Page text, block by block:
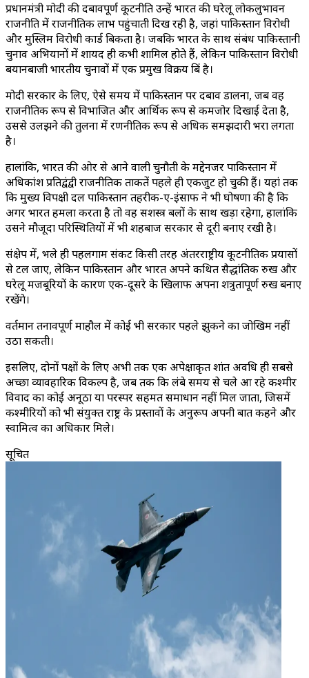
प्रधानमंत्री मोदी की दबावपूर्ण कूटनीति उन्हें भारत की घरेलू लोकलुभावन
राजनीति में राजनीतिक लाभ पहुंचाती दिख रही है, जहां पाकिस्तान विरोधी
और मुस्लिम विरोधी कार्ड बिकता है। जबकि भारत के साथ संबंध पाकिस्तानी
चुनाव अभियानों में शायद ही कभी शामिल होते हैं, लेकिन पाकिस्तान विरोधी
बयानबाजी भारतीय चुनावों में एक प्रमुख विक्रय बिंदु है।
मोदी सरकार के लिए, ऐसे समय में पाकिस्तान पर दबाव डालना, जब वह
राजनीतिक रूप से विभाजित और आर्थिक रूप से कमजोर दिखाई देता है,
उससे उलझने की तुलना में रणनीतिक रूप से अधिक समझदारी भरा लगता
है।
हालांकि, भारत की ओर से आने वाली चुनौती के मद्देनजर पाकिस्तान में
अधिकांश प्रतिद्वंद्वी राजनीतिक ताकतें पहले ही एकजुट हो चुकी हैं। यहां तक ​​
कि मुख्य विपक्षी दल पाकिस्तान तहरीक-ए-इंसाफ ने भी घोषणा की है कि
अगर भारत हमला करता है तो वह सशस्त्र बलों के साथ खड़ा रहेगा, हालांकि
उसने मौजूदा परिस्थितियों में भी शहबाज सरकार से दूरी बनाए रखी है।
संक्षेप में, भले ही पहलगाम संकट किसी तरह अंतरराष्ट्रीय कूटनीतिक प्रयासों
से टल जाए, लेकिन पाकिस्तान और भारत अपने कथित सैद्धांतिक रुख और
घरेलू मजबूरियों के कारण एक-दूसरे के खिलाफ अपना शत्रुतापूर्ण रुख बनाए
रखेंगे।
वर्तमान तनावपूर्ण माहौल में कोई भी सरकार पहले झुकने का जोखिम नहीं
उठा सकती।
इसलिए, दोनों पक्षों के लिए अभी तक एक अपेक्षाकृत शांत अवधि ही सबसे
अच्छा व्यावहारिक विकल्प है, जब तक कि लंबे समय से चले आ रहे कश्मीर
विवाद का कोई अनूठा या परस्पर सहमत समाधान नहीं मिल जाता, जिसमें
कश्मीरियों को भी संयुक्त राष्ट्र के प्रस्तावों के अनुरूप अपनी बात कहने और
स्वामित्व का अधिकार मिले।
सूचित